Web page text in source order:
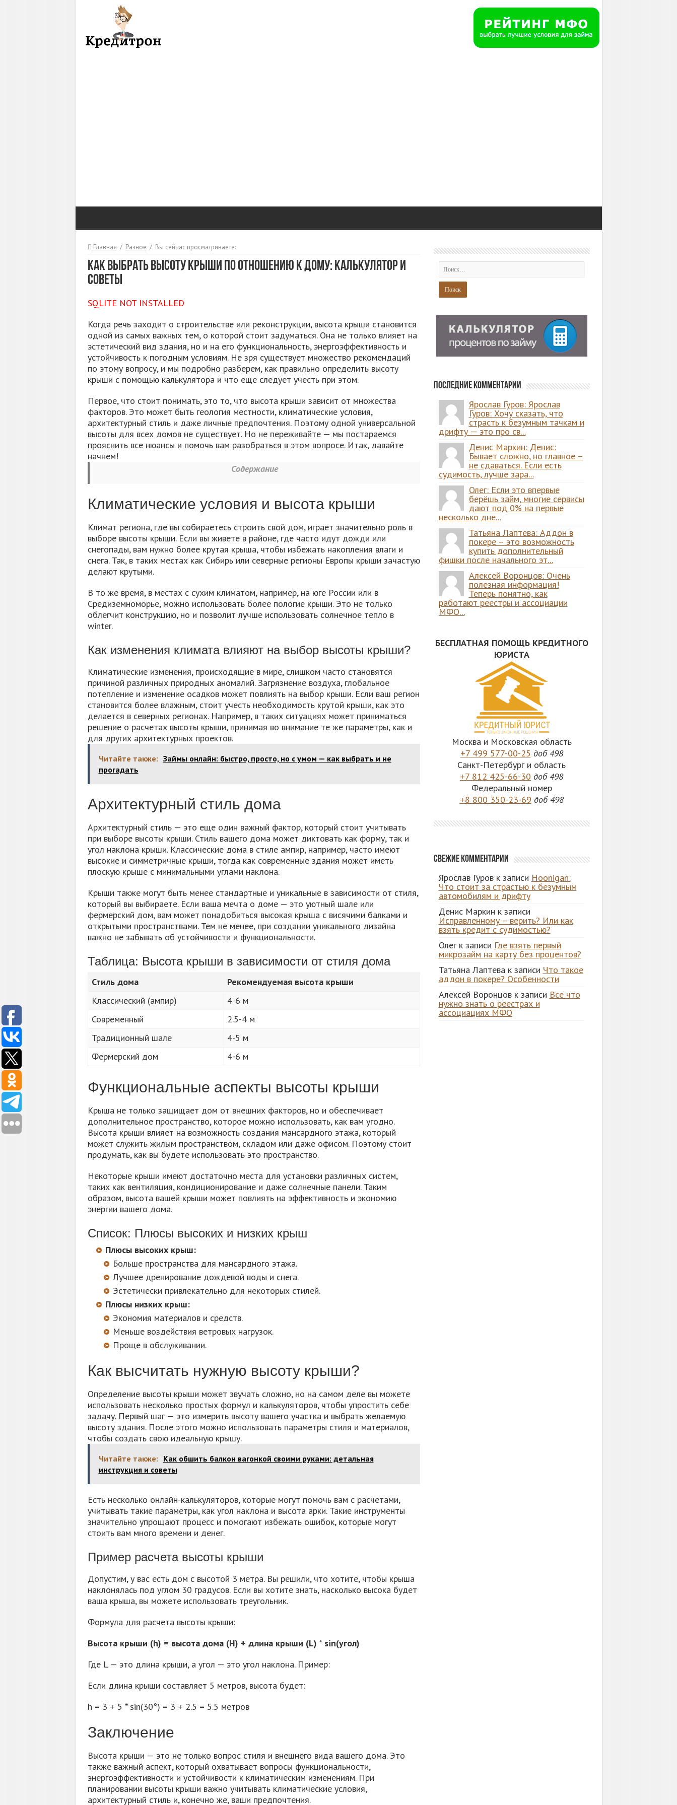
Главная / Разное / Вы сейчас просматриваете:
Как выбрать высоту крыши по отношению к дому: калькулятор и
советы
SQLITE NOT INSTALLED
Когда речь заходит о строительстве или реконструкции, высота крыши становится
одной из самых важных тем, о которой стоит задуматься. Она не только влияет на
эстетический вид здания, но и на его функциональность, энергоэффективность и
устойчивость к погодным условиям. Не зря существует множество рекомендаций
по этому вопросу, и мы подробно разберем, как правильно определить высоту
крыши с помощью калькулятора и что еще следует учесть при этом.
Первое, что стоит понимать, это то, что высота крыши зависит от множества
факторов. Это может быть геология местности, климатические условия,
архитектурный стиль и даже личные предпочтения. Поэтому одной универсальной
высоты для всех домов не существует. Но не переживайте — мы постараемся
прояснить все нюансы и помочь вам разобраться в этом вопросе. Итак, давайте
начнем!
Содержание
Климатические условия и высота крыши
Климат региона, где вы собираетесь строить свой дом, играет значительно роль в
выборе высоты крыши. Если вы живете в районе, где часто идут дожди или
снегопады, вам нужно более крутая крыша, чтобы избежать накопления влаги и
снега. Так, в таких местах как Сибирь или северные регионы Европы крыши зачастую
делают крутыми.
В то же время, в местах с сухим климатом, например, на юге России или в
Средиземноморье, можно использовать более пологие крыши. Это не только
облегчит конструкцию, но и позволит лучше использовать солнечное тепло в
winter.
Как изменения климата влияют на выбор высоты крыши?
Климатические изменения, происходящие в мире, слишком часто становятся
причиной различных природных аномалий. Загрязнение воздуха, глобальное
потепление и изменение осадков может повлиять на выбор крыши. Если ваш регион
становится более влажным, стоит учесть необходимость крутой крыши, как это
делается в северных регионах. Например, в таких ситуациях может приниматься
решение о расчетах высоты крыши, принимая во внимание те же параметры, как и
для других архитектурных проектов.
Читайте также: Займы онлайн: быстро, просто, но с умом — как выбрать и не
прогадать
Архитектурный стиль дома
Архитектурный стиль — это еще один важный фактор, который стоит учитывать
при выборе высоты крыши. Стиль вашего дома может диктовать как форму, так и
угол наклона крыши. Классические дома в стиле ампир, например, часто имеют
высокие и симметричные крыши, тогда как современные здания может иметь
плоскую крыше с минимальными углами наклона.
Крыши также могут быть менее стандартные и уникальные в зависимости от стиля,
который вы выбираете. Если ваша мечта о доме — это уютный шале или
фермерский дом, вам может понадобиться высокая крыша с висячими балками и
открытыми пространствами. Тем не менее, при создании уникального дизайна
важно не забывать об устойчивости и функциональности.
Таблица: Высота крыши в зависимости от стиля дома
Стиль дома
Рекомендуемая высота крыши
Классический (ампир)
4-6 м
Современный
2.5-4 м
Традиционный шале
4-5 м
Фермерский дом
4-6 м
Функциональные аспекты высоты крыши
Крыша не только защищает дом от внешних факторов, но и обеспечивает
дополнительное пространство, которое можно использовать, как вам угодно.
Высота крыши влияет на возможность создания мансардного этажа, который
может служить жилым пространством, складом или даже офисом. Поэтому стоит
продумать, как вы будете использовать это пространство.
Некоторые крыши имеют достаточно места для установки различных систем,
таких как вентиляция, кондиционирование и даже солнечные панели. Таким
образом, высота вашей крыши может повлиять на эффективность и экономию
энергии вашего дома.
Список: Плюсы высоких и низких крыш
Плюсы высоких крыш:
Больше пространства для мансардного этажа.
Лучшее дренирование дождевой воды и снега.
Эстетически привлекательно для некоторых стилей.
Плюсы низких крыш:
Экономия материалов и средств.
Меньше воздействия ветровых нагрузок.
Проще в обслуживании.
Как высчитать нужную высоту крыши?
Определение высоты крыши может звучать сложно, но на самом деле вы можете
использовать несколько простых формул и калькуляторов, чтобы упростить себе
задачу. Первый шаг — это измерить высоту вашего участка и выбрать желаемую
высоту здания. После этого можно использовать параметры стиля и материалов,
чтобы создать свою идеальную крышу.
Читайте также: Как обшить балкон вагонкой своими руками: детальная
инструкция и советы
Есть несколько онлайн-калькуляторов, которые могут помочь вам с расчетами,
учитывать такие параметры, как угол наклона и высота арки. Такие инструменты
значительно упрощают процесс и помогают избежать ошибок, которые могут
стоить вам много времени и денег.
Пример расчета высоты крыши
Допустим, у вас есть дом с высотой 3 метра. Вы решили, что хотите, чтобы крыша
наклонялась под углом 30 градусов. Если вы хотите знать, насколько высока будет
ваша крыша, вы можете использовать треугольник.
Формула для расчета высоты крыши:
Высота крыши (h) = высота дома (H) + длина крыши (L) * sin(угол)
Где L — это длина крыши, а угол — это угол наклона. Пример:
Если длина крыши составляет 5 метров, высота будет:
h = 3 + 5 * sin(30°) = 3 + 2.5 = 5.5 метров
Заключение
Высота крыши — это не только вопрос стиля и внешнего вида вашего дома. Это
также важный аспект, который охватывает вопросы функциональности,
энергоэффективности и устойчивости к климатическим изменениям. При
планировании высоты крыши важно учитывать климатические условия,
архитектурный стиль и, конечно же, ваши предпочтения.
Последние комментарии
Ярослав Гуров: Ярослав
Гуров: Хочу сказать, что
страсть к безумным тачкам и
дрифту — это про св...
Денис Маркин: Денис:
Бывает сложно, но главное –
не сдаваться. Если есть
судимость, лучше зара...
Олег: Если это впервые
берёшь займ, многие сервисы
дают под 0% на первые
несколько дне...
Татьяна Лаптева: Аддон в
покере – это возможность
купить дополнительный
фишки после начального эт...
Алексей Воронцов: Очень
полезная информация!
Теперь понятно, как
работают реестры и ассоциации
МФО...
БЕСПЛАТНАЯ ПОМОЩЬ КРЕДИТНОГО
ЮРИСТА
Москва и Московская область
+7 499 577-00-25 доб 498
Санкт-Петербург и область
+7 812 425-66-30 доб 498
Федеральный номер
+8 800 350-23-69 доб 498
Свежие комментарии
Ярослав Гуровк записи Hoonigan:
Что стоит за страстью к безумным
автомобилям и дрифту
Денис Маркин к записи
Исправленному – верить? Или как
взять кредит с судимостью?
Олегк записи Где взять первый
микрозайм на карту без процентов?
Татьяна Лаптевак записи Что такое
аддон в покере? Особенности
Алексей Воронцовк записи Все что
нужно знать о реестрах и
ассоциациях МФО